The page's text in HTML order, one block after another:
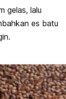
gelas, lalu
es batu